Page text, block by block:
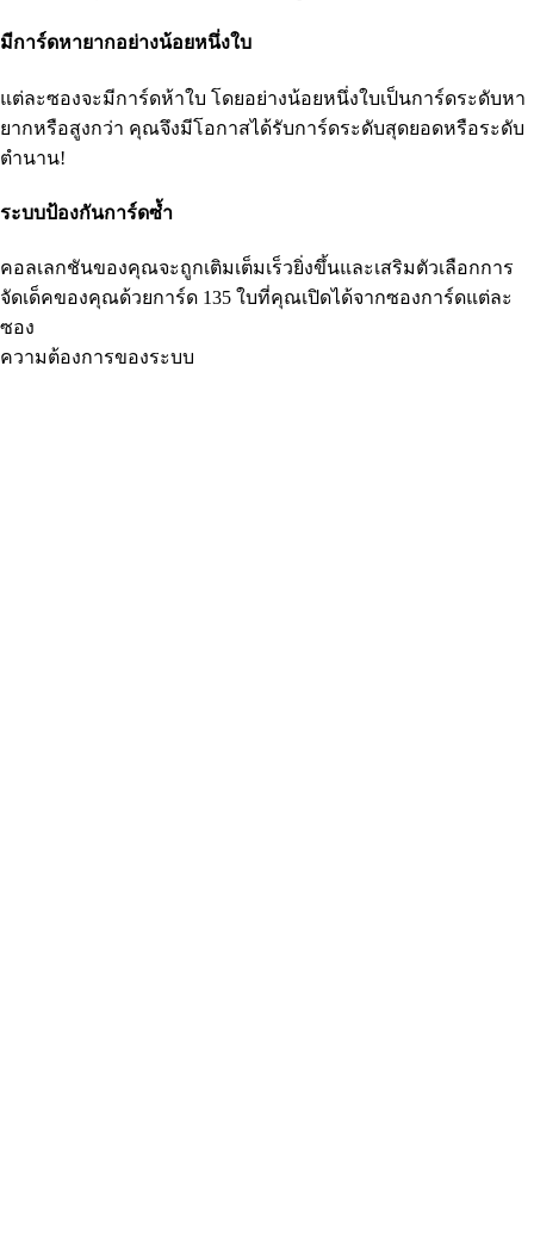
มีการ์ดหายากอย่างน้อยหนึ่งใบ
แต่ละซองจะมีการ์ดห้าใบ โดยอย่างน้อยหนึ่งใบเป็นการ์ดระดับหา
ยากหรือสูงกว่า คุณจึงมีโอกาสได้รับการ์ดระดับสุดยอดหรือระดับ
ตำนาน!
ระบบป้องกันการ์ดซ้ำ
คอลเลกชันของคุณจะถูกเติมเต็มเร็วยิ่งขึ้นและเสริมตัวเลือกการ
จัดเด็คของคุณด้วยการ์ด 135 ใบที่คุณเปิดได้จากซองการ์ดแต่ละ
ซอง
ความต้องการของระบบ